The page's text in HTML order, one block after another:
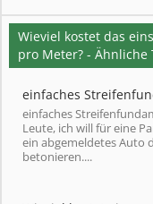
Wieviel kostet das
pro Meter? - Ähnliche
einfaches
einfaches
Leute, ich will für eine
ein abgemeldetes Auto
betonieren....